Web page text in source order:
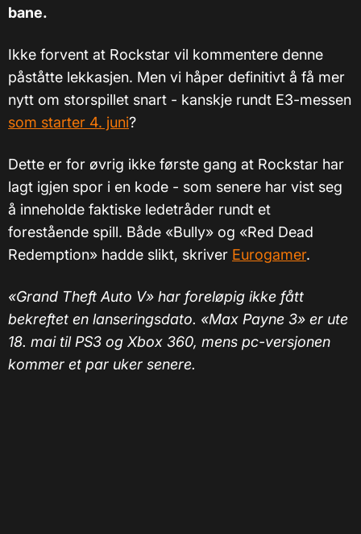
bane.
Ikke forvent at Rockstar vil kommentere denne
påståtte lekkasjen. Men vi håper definitivt å få mer
nytt om storspillet snart - kanskje rundt E3-messen
som starter 4. juni?
Dette er for øvrig ikke første gang at Rockstar har
lagt igjen spor i en kode - som senere har vist seg
å inneholde faktiske ledetråder rundt et
forestående spill. Både «Bully» og «Red Dead
Redemption» hadde slikt, skriver Eurogamer.
«Grand Theft Auto V» har foreløpig ikke fått
bekreftet en lanseringsdato. «Max Payne 3» er ute
18. mai til PS3 og Xbox 360, mens pc-versjonen
kommer et par uker senere.